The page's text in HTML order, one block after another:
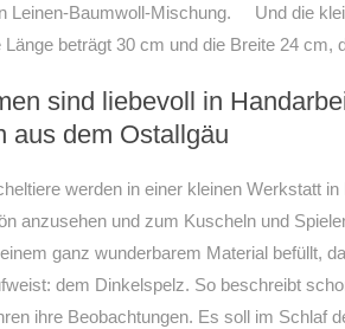
Leinen-Baumwoll-Mischung.
Und die
Länge beträgt 30 cm und die Breite 24 cm,
sind liebevoll in
aus dem Ostallgäu
werden in einer kleinen Werkstatt
anzusehen und zum Kuscheln und
ganz wunderbarem Material befüllt,
dem Dinkelspelz. So beschreibt
ihre Beobachtungen. Es soll im Schlaf